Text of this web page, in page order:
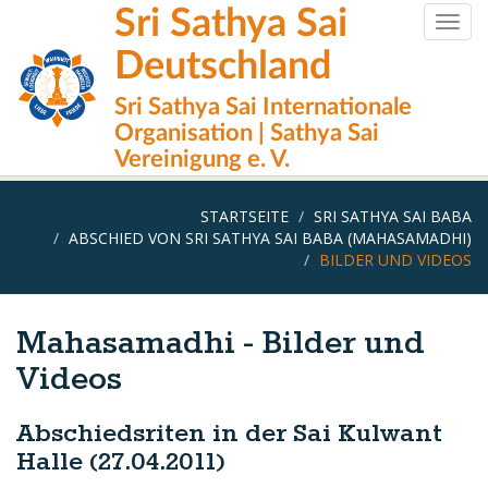
Inhalt
Sri Sathya Sai
Deutschland
Sri Sathya Sai Internationale
Organisation | Sathya Sai
Vereinigung e. V.
STARTSEITE
SRI SATHYA SAI BABA
ABSCHIED VON SRI SATHYA SAI BABA (MAHASAMADHI)
BILDER UND VIDEOS
Mahasamadhi - Bilder und
Videos
Abschiedsriten in der Sai Kulwant
Halle (27.04.2011)